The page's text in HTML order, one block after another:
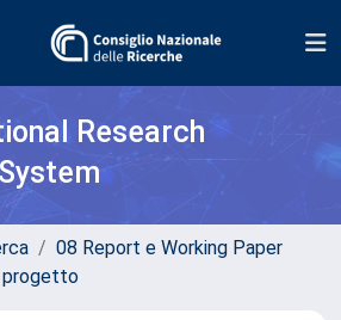
Research
08 Report e Working Paper
progetto